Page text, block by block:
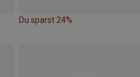
Du sparst 24%